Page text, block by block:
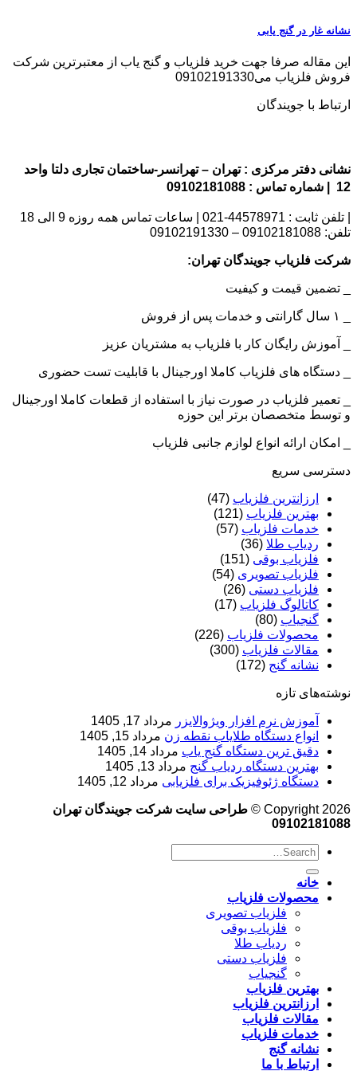
نشانه غار در گنج یابی
این مقاله صرفا جهت خرید فلزیاب و گنج یاب از معتبرترین شرکت
فروش فلزیاب می09102191330
ارتباط با جویندگان
نشانی دفتر مرکزی : تهران – تهرانسر-ساختمان تجاری دلتا واحد
12 | شماره تماس : 09102181088
| تلفن ثابت : 44578971-021 | ساعات تماس همه روزه 9 الی 18
تلفن: 09102181088 – 09102191330
شرکت فلزیاب جویندگان تهران:
_ تضمین قیمت و کیفیت
_ آموزش رایگان کار با فلزیاب به مشتریان عزیز
_ دستگاه های فلزیاب کاملا اورجینال با قابلیت تست حضوری
_ تعمیر فلزیاب در صورت نیاز با استفاده از قطعات کاملا اورجینال
و توسط متخصصان برتر این حوزه
_ امکان ارائه انواع لوازم جانبی فلزیاب
دسترسی سریع
ارزانترین فلزیاب (47)
بهترین فلزیاب (121)
خدمات فلزیاب (57)
ردیاب طلا (36)
فلزیاب بوقی (151)
فلزیاب تصویری (54)
فلزیاب دستی (26)
کاتالوگ فلزیاب (17)
گنجیاب (80)
محصولات فلزیاب (226)
مقالات فلزیاب (300)
نشانه گنج (172)
نوشته‌های تازه
آموزش نرم‌ افزار ویژوالایزر مرداد 17, 1405
انواع دستگاه طلایاب نقطه زن مرداد 15, 1405
دقیق ترین دستگاه گنج یاب مرداد 14, 1405
بهترین دستگاه ردیاب گنج مرداد 13, 1405
دستگاه ژئوفیزیک برای فلزیابی مرداد 12, 1405
Copyright 2026 ©
طراحی سایت شرکت جویندگان تهران
09102181088
خانه
محصولات فلزیاب
فلزیاب تصویری
فلزیاب بوقی
ردیاب طلا
فلزیاب دستی
گنجیاب
بهترین فلزیاب
ارزانترین فلزیاب
مقالات فلزیاب
خدمات فلزیاب
نشانه گنج
ارتباط با ما